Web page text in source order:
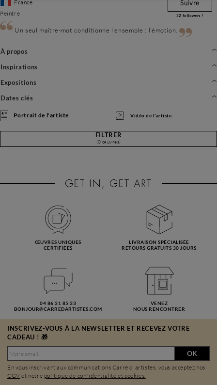
France
Peintre
Suivre
32 followers !
Un seul maître-mot conditionne l’ensemble : l’émotion.
À propos
Inspirations
Expositions
Dates clés
Portrait de l'artiste Vidéo de l'artiste
FILTRER
(0 œuvres)
ŒUVRES UNIQUES
CERTIFIÉES
LIVRAISON SPÉCIALISÉE
RETOURS GRATUITS 30 JOURS
04 86 31 85 33
BONJOUR@CARREDARTISTES.COM
VENEZ
NOUS RENCONTRER
INSCRIVEZ-VOUS À LA NEWSLETTER ET RECEVEZ VOTRE
CADEAU ! 🎁
OK
En vous inscrivant aux communications Carré d'artistes, vous acceptez nos
CGV et notre politique de confidentialité et cookies.